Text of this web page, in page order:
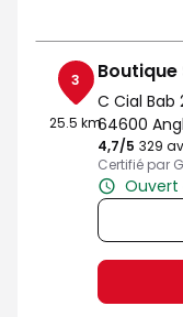
3
25.5 km
Boutique
C Cial
64600
4,7/5 Note de
329
Certifié par
Ouvert